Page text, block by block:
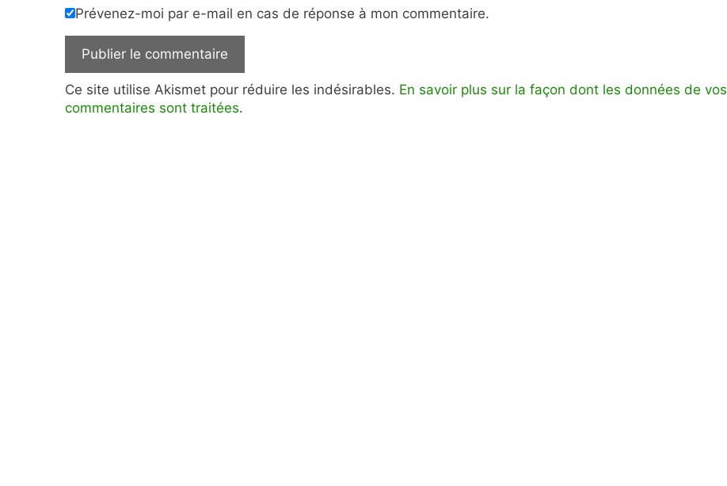
Prévenez-moi par e-mail en cas de réponse à mon commentaire.
Ce site utilise Akismet pour réduire les indésirables. En savoir plus sur la façon dont les données de vos
commentaires sont traitées.